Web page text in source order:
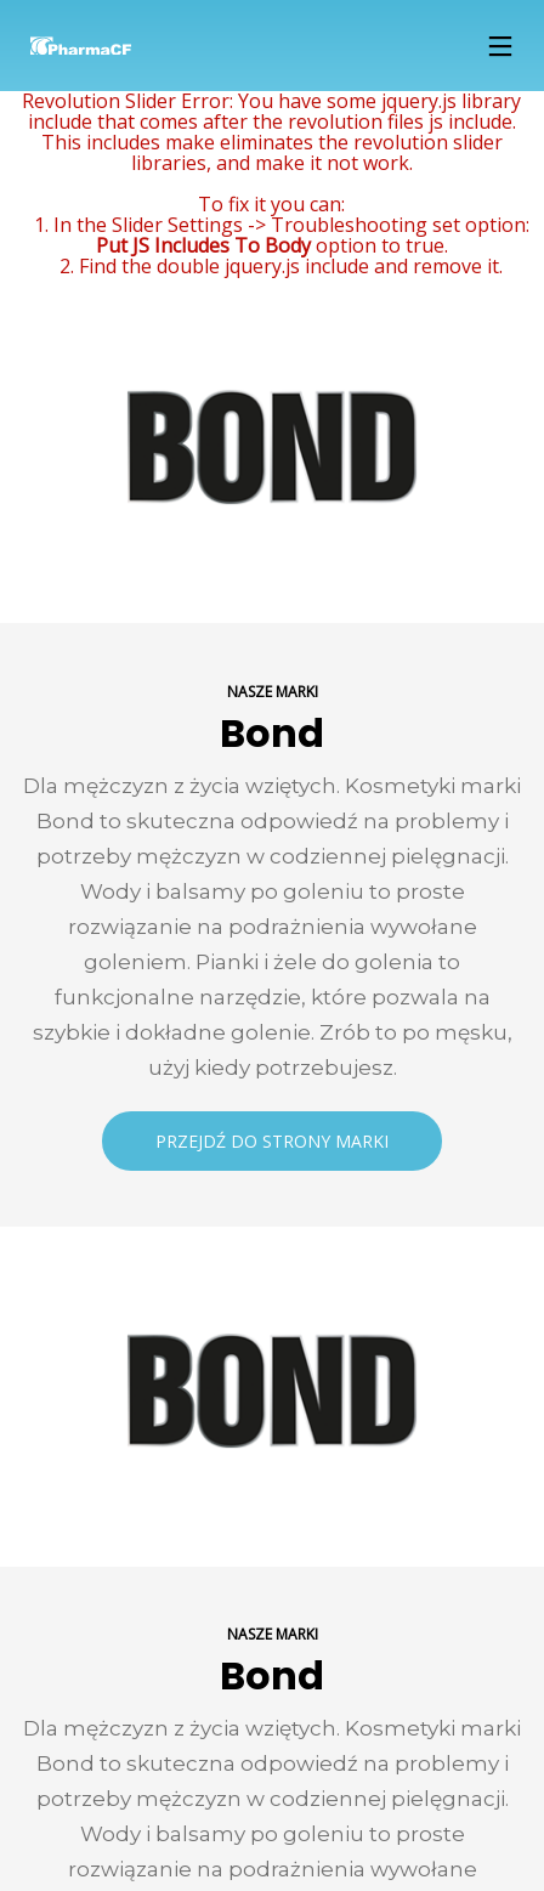
15
LUTY
2018
NOWOCZESNE
W MARCU
14
STYCZEŃ
2018
PREPARAT
DRZEWA
HERBACIANEGO
14
STYCZEŃ
2018
NAZWA:
GR, EAN
738732553232,
27
GRUDZIEŃ
27
GRUDZIEŃ
Revolution Slider Error: You have some jquery.js library
include that comes after the revolution files js include.
This includes make eliminates the revolution slider
libraries, and make it not work.
To fix it you can:
1. In the Slider Settings -> Troubleshooting set option:
Put JS Includes To Bodyoption to true.
2. Find the double jquery.js include and remove it.
NASZE MARKI
Bond
Dla mężczyzn z życia wziętych. Kosmetyki marki
Bond to skuteczna odpowiedź na problemy i
potrzeby mężczyzn w codziennej pielęgnacji.
Wody i balsamy po goleniu to proste
rozwiązanie na podrażnienia wywołane
goleniem. Pianki i żele do golenia to
funkcjonalne narzędzie, które pozwala na
szybkie i dokładne golenie. Zrób to po męsku,
użyj kiedy potrzebujesz.
PRZEJDŹ DO STRONY MARKI
NASZE MARKI
Bond
Dla mężczyzn z życia wziętych. Kosmetyki marki
Bond to skuteczna odpowiedź na problemy i
potrzeby mężczyzn w codziennej pielęgnacji.
Wody i balsamy po goleniu to proste
rozwiązanie na podrażnienia wywołane